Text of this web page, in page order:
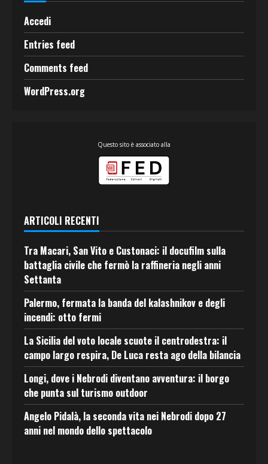
Accedi
Entries feed
Comments feed
WordPress.org
Questo sito è associato alla
ARTICOLI RECENTI
Tra Macari, San Vito e Custonaci: il docufilm sulla
battaglia civile che fermò la raffineria negli anni
Settanta
Palermo, fermata la banda del kalashnikov e degli
incendi: otto fermi
La Sicilia del voto locale scuote il centrodestra: il
campo largo respira, De Luca resta ago della bilancia
Longi, dove i Nebrodi diventano avventura: il borgo
che punta sul turismo outdoor
Angelo Pidalà, la seconda vita nei Nebrodi dopo 27
anni nel mondo dello spettacolo